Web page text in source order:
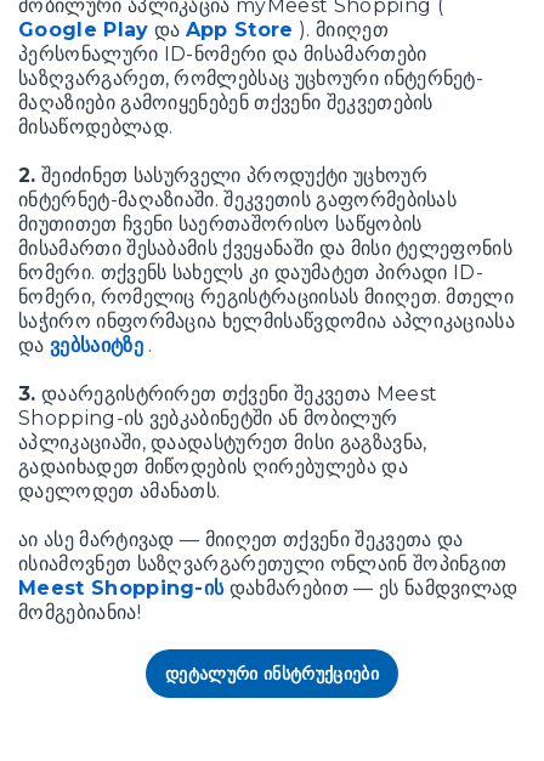
მობილური აპლიკაცია myMeest Shopping (
Google Play და App Store ). მიიღეთ
პერსონალური ID-ნომერი და მისამართები
საზღვარგარეთ, რომლებსაც უცხოური ინტერნეტ-
მაღაზიები გამოიყენებენ თქვენი შეკვეთების
მისაწოდებლად.
2. შეიძინეთ სასურველი პროდუქტი უცხოურ
ინტერნეტ-მაღაზიაში. შეკვეთის გაფორმებისას
მიუთითეთ ჩვენი საერთაშორისო საწყობის
მისამართი შესაბამის ქვეყანაში და მისი ტელეფონის
ნომერი. თქვენს სახელს კი დაუმატეთ პირადი ID-
ნომერი, რომელიც რეგისტრაციისას მიიღეთ. მთელი
საჭირო ინფორმაცია ხელმისაწვდომია აპლიკაციასა
და ვებსაიტზე.
3. დაარეგისტრირეთ თქვენი შეკვეთა Meest
Shopping-ის ვებკაბინეტში ან მობილურ
აპლიკაციაში, დაადასტურეთ მისი გაგზავნა,
გადაიხადეთ მიწოდების ღირებულება და
დაელოდეთ ამანათს.
აი ასე მარტივად — მიიღეთ თქვენი შეკვეთა და
ისიამოვნეთ საზღვარგარეთული ონლაინ შოპინგით
Meest Shopping-ისდახმარებით — ეს ნამდვილად
მომგებიანია!
ᲓᲔᲢᲐᲚᲣᲠᲘ ᲘᲜᲡᲢᲠᲣᲥᲪᲘᲔᲑᲘ